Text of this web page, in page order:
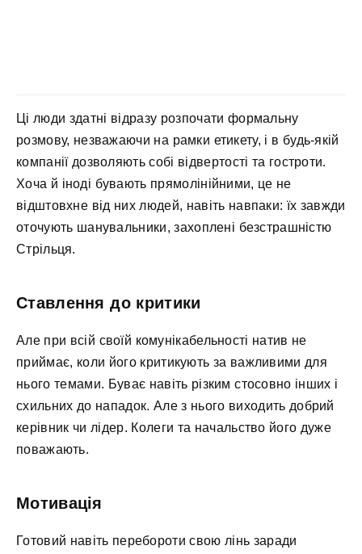
Ці люди здатні відразу розпочати формальну
розмову, незважаючи на рамки етикету, і в будь-якій
компанії дозволяють собі відвертості та гостроти.
Хоча й іноді бувають прямолінійними, це не
відштовхне від них людей, навіть навпаки: їх завжди
оточують шанувальники, захоплені безстрашністю
Стрільця.
Ставлення до критики
Але при всій своїй комунікабельності натив не
приймає, коли його критикують за важливими для
нього темами. Буває навіть різким стосовно інших і
схильних до нападок. Але з нього виходить добрий
керівник чи лідер. Колеги та начальство його дуже
поважають.
Мотивація
Готовий навіть перебороти свою лінь заради